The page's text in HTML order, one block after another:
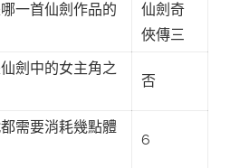
一首仙劍作品的
仙劍奇
俠傳三
仙劍中的女主角之
否
需要消耗幾點體
6